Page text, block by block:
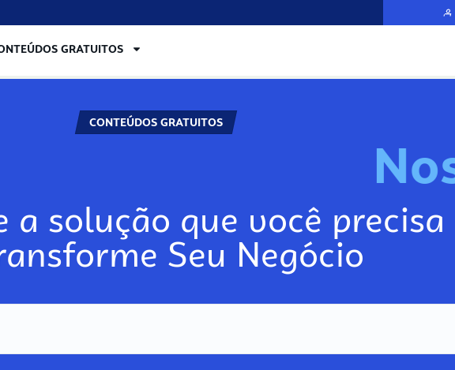
GRATUITOS
CONTEÚDOS GRATUITOS
a solução que você precisa
Seu Negócio